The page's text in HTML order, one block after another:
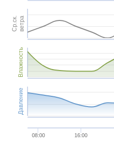
Ср.ск.ветра
Влажность
Давление
08:00 16:00